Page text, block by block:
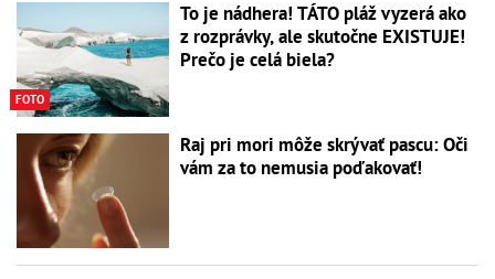
FOTO
To je nádhera! TÁTO pláž vyzerá ako
z rozprávky, ale skutočne EXISTUJE!
Prečo je celá biela?
Raj pri mori môže skrývať pascu: Oči
vám za to nemusia poďakovať!